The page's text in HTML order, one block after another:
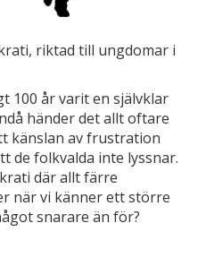
riktad till ungdomar i
100 år varit en självklar
händer det allt oftare
känslan av frustration
de folkvalda inte lyssnar.
där allt färre
när vi känner ett större
snarare än för?